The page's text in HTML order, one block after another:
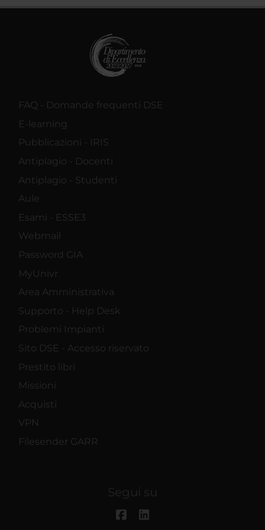
FAQ - Domande frequenti DSE
E-learning
Pubblicazioni - IRIS
Antiplagio - Docenti
Antiplagio - Studenti
Aule
Esami - ESSE3
Webmail
Password GIA
MyUnivr
Area Amministrativa
Supporto - Help Desk
Problemi Impianti
Sito DSE - Accesso riservato
Prestito libri
Missioni
Acquisti
VPN
Filesender GARR
Segui su